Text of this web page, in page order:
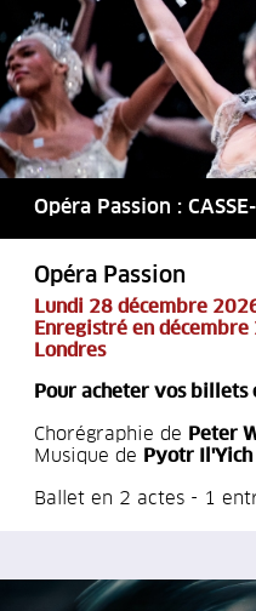
Opéra Passion :
Opéra Passion
Lundi 28 décembre
Enregistré en
Londres
Pour acheter vos billets
Chorégraphie de
Peter
Musique de
Pyotr
Ballet en 2 actes - 1